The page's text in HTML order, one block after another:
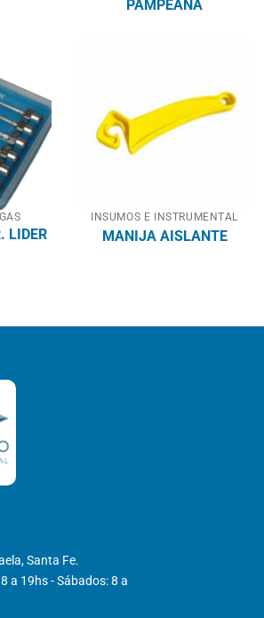
PAMPEANA
LIDER
INSUMOS E INSTRUMENTAL
MANIJA AISLANTE
Santa Fe.
a 19hs - Sábados: 8 a